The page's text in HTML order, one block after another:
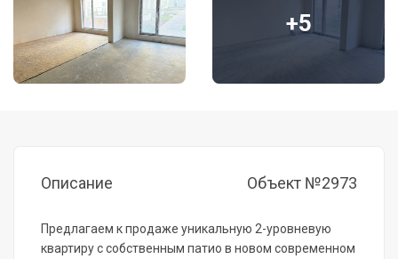
+5
Описание Объект №2973
Предлагаем к продаже уникальную 2-уровневую
квартиру с собственным патио в новом современном